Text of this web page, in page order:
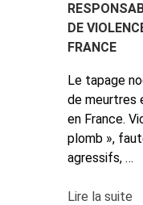
DE
FRANCE
Le tapage
de meurtres
en France.
plomb »,
agressifs, …
Lire la suite